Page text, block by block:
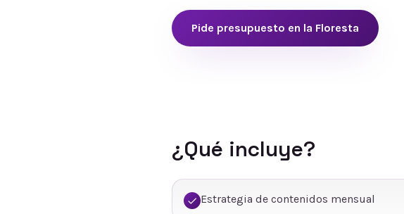
Pide presupuesto en la Floresta
¿Qué incluye?
Estrategia de contenidos mensual